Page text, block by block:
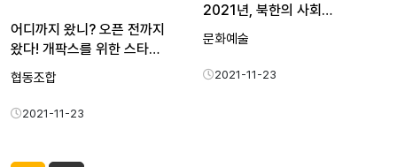
2021년, 북한의 사회…
문화예술
2021-11-23
어디까지 왔니? 오픈 전까지
왔다! 개팍스를 위한 스타…
협동조합
2021-11-23